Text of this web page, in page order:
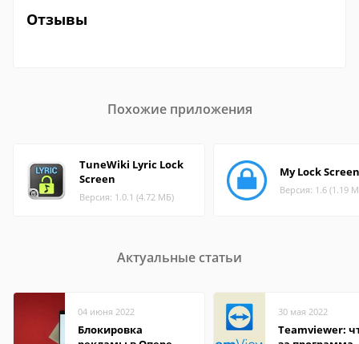
Отзывы
Похожие приложения
TuneWiki Lyric Lock
Screen
Версия: 1.0.1 (4.72 МБ)
My Lock Screen
Версия: 1.6 (1.19
Актуальные статьи
04 июня 2022
Блокировка
30 мая 2022
Teamviewer: